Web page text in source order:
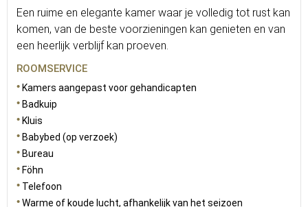
Een ruime en elegante kamer waar je volledig tot rust kan
komen, van de beste voorzieningen kan genieten en van
een heerlijk verblijf kan proeven.
ROOMSERVICE
Kamers aangepast voor gehandicapten
Badkuip
Kluis
Babybed (op verzoek)
Bureau
Föhn
Telefoon
Warme of koude lucht, afhankelijk van het seizoen